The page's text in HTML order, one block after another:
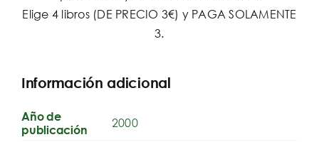
Elige 4 libros (DE PRECIO 3€) y PAGA SOLAMENTE
3.
Información adicional
Año de
publicación
2000